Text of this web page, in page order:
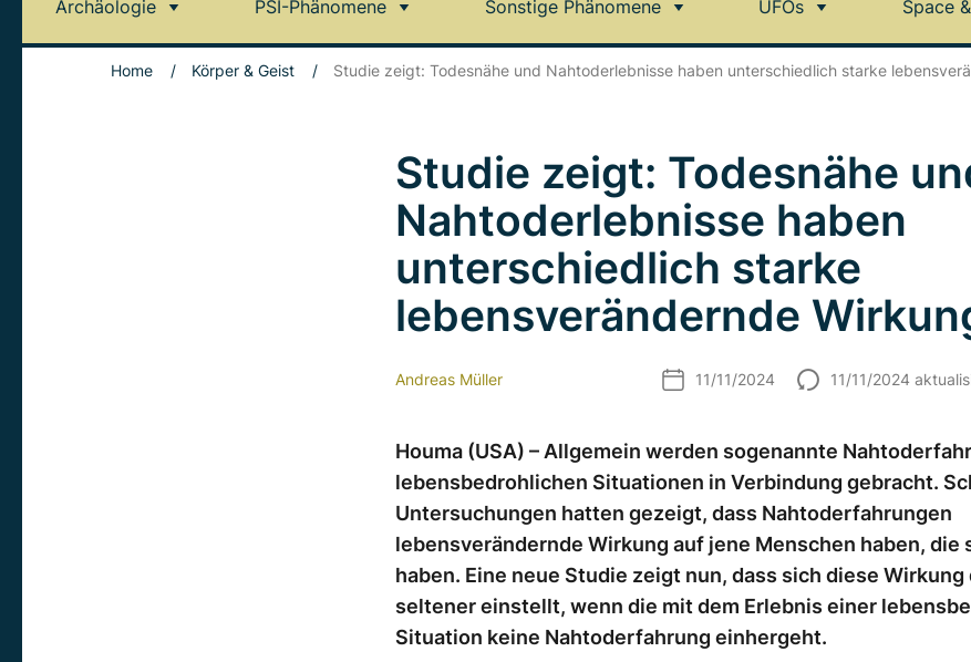
Archäologie PSI-Phänomene Sonstige Phänomene UFOs Space
Home / Körper & Geist / Studie zeigt: Todesnähe und Nahtoderlebnisse haben unterschiedlich starke
Studie zeigt: Todesnähe
Nahtoderlebnisse haben
unterschiedlich starke
lebensverändernde
Andreas Müller 11/11/2024 11/11/2024
Houma (USA) – Allgemein werden sogenannte
lebensbedrohlichen Situationen in Verbindung gebracht.
Untersuchungen hatten gezeigt, dass Nahtoderfahrungen
lebensverändernde Wirkung auf jene Menschen haben, die
haben. Eine neue Studie zeigt nun, dass sich diese
seltener einstellt, wenn die mit dem Erlebnis einer
Situation keine Nahtoderfahrung einhergeht.